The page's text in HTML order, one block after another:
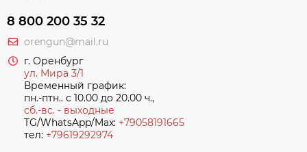
8 800 200 35 32
orengun@mail.ru
г. Оренбург
ул. Мира 3/1
Временный график:
пн.-птн.. с 10.00 до 20.00 ч.,
сб.-вс. - выходные
TG/WhatsApp/Max: +79058191665
тел: +79619292974